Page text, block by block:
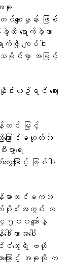
ခု
ေးနှုန်း ဖြစ်
ထိ ရောက်ခဲ့တာ
ဖို့ ကျပ်ငါး
းသမိုင်းမှာ အမြင့်
င်းယှဥ်ရင် ဈေး
န်တင် မြင့်
ကြောင့်မဟုတ်ဘဲ
းရေး
ကြောင့် ဖြစ်ပါ
မာတင်မကဘဲ
က်ပိုင်းအတွင်း က
၅၀၀ကျော်နဲ့
လာအပေါ်
နိုင်ငံတွေရဲ့ ဗဟို
ြောင့် အခုလို က